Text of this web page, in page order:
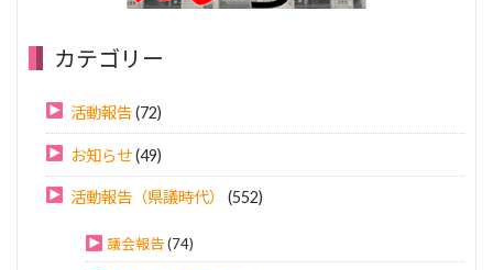
カテゴリー
活動報告(72)
お知らせ(49)
活動報告（県議時代） (552)
議会報告(74)